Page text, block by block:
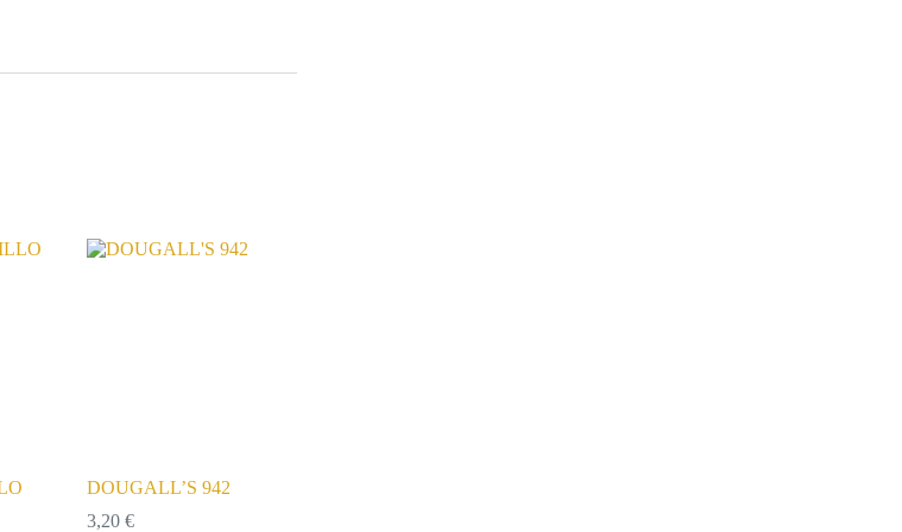
DOUGALL’S 942
3,20€